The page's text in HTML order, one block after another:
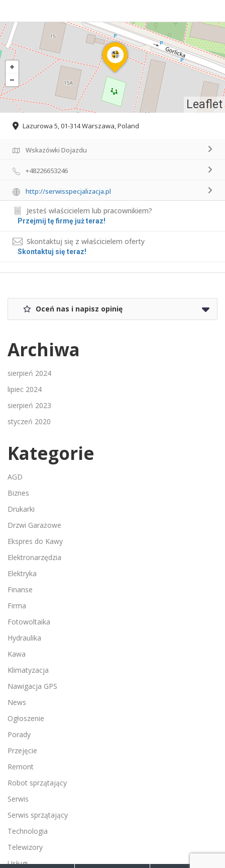
Leaflet
Lazurowa 5, 01-314 Warszawa, Poland
Wskazówki Dojazdu
+48226653246
http://serwisspecjalizacja.pl
Jesteś właścicielem lub pracownikiem?
Przejmij tę firmę już teraz!
Skontaktuj się z właścicielem oferty
Skontaktuj się teraz!
Oceń nas i napisz opinię
Archiwa
sierpień 2024
lipiec 2024
sierpień 2023
styczeń 2020
Kategorie
AGD
Biznes
Drukarki
Drzwi Garażowe
Ekspres do Kawy
Elektronarzędzia
Elektryka
Finanse
Firma
Fotowoltaika
Hydraulika
Kawa
Klimatyzacja
Nawigacja GPS
News
Ogłoszenie
Porady
Przejęcie
Remont
Robot sprzątający
Serwis
Serwis sprzątający
Technologia
Telewizory
Usługi